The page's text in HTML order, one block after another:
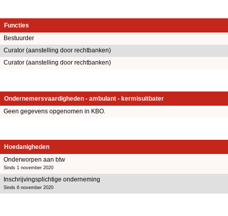
Functies
Bestuurder
Curator (aanstelling door rechtbanken)
Curator (aanstelling door rechtbanken)
Ondernemersvaardigheden - ambulant - kermisuitbater
Geen gegevens opgenomen in KBO.
Hoedanigheden
Onderworpen aan btw
Sinds 1 november 2020
Inschrijvingsplichtige onderneming
Sinds 6 november 2020